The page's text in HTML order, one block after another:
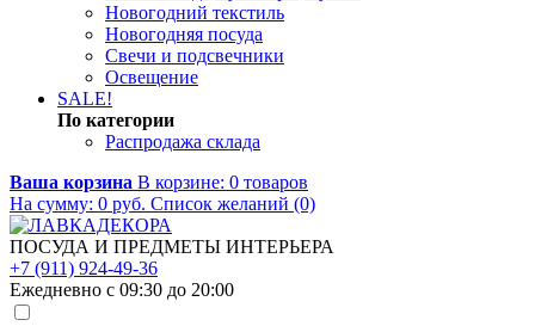
Новогодний текстиль
Новогодняя посуда
Свечи и подсвечники
Освещение
SALE!
По категории
Распродажа склада
Ваша корзина В корзине: 0 товаров
На сумму: 0 руб. Список желаний (0)
ПОСУДА И ПРЕДМЕТЫ ИНТЕРЬЕРА
+7 (911) 924-49-36
Ежедневно с 09:30 до 20:00